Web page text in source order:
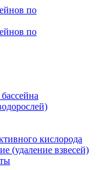
кислорода
(удаление взвесей)